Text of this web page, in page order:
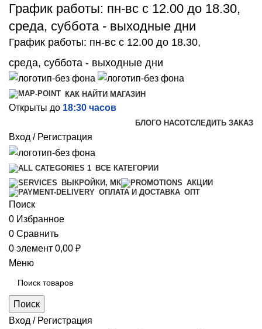
График работы: пн-вс с 12.00 до 18.30,
среда, суббота - выходные дни
График работы: пн-вс с 12.00 до 18.30,
среда, суббота - выходные дни
КАК НАЙТИ МАГАЗИН
Открыты до 18:30 часов
БЛОГО НАСОТСЛЕДИТЬ ЗАКАЗ
Вход / Регистрация
ВСЕ КАТЕГОРИИ
ВЫКРОЙКИ, МК
АКЦИИ
ОПЛАТА И ДОСТАВКА ОПТ
Поиск
0 Избранное
0 Сравнить
0 элемент 0,00 ₽
Меню
Поиск
Вход / Регистрация